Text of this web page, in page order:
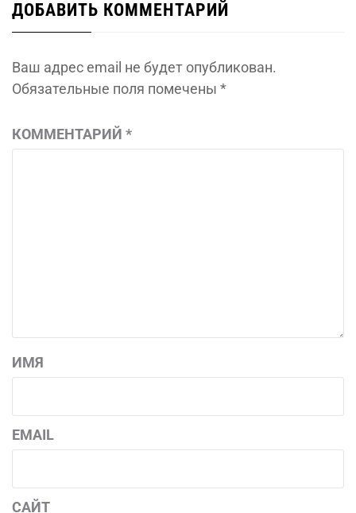
ДОБАВИТЬ КОММЕНТАРИЙ
Ваш адрес email не будет опубликован.
Обязательные поля помечены *
КОММЕНТАРИЙ *
ИМЯ
EMAIL
САЙТ